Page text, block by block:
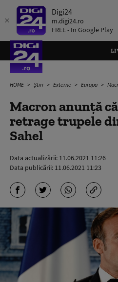
Digi24
m.digi24.ro
FREE - In Google Play
HOME Știri Externe Europa
Macron anunţă
retrage trupele
Sahel
Data actualizării: 11.06.2021 11:26
Data publicării: 11.06.2021 11:23